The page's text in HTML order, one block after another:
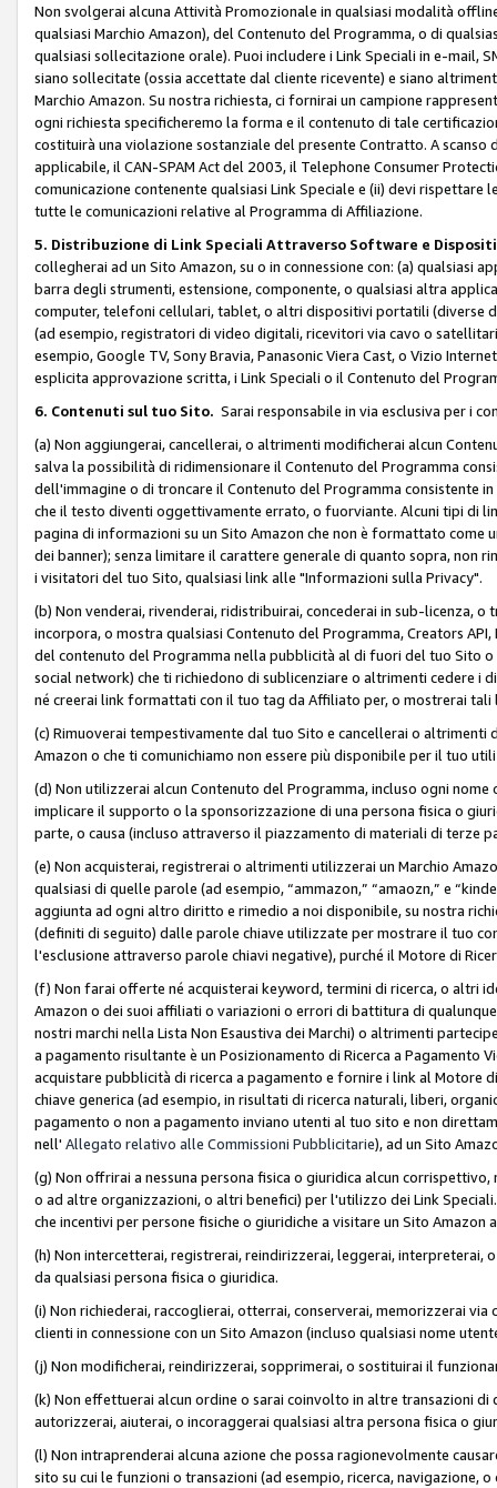
Non svolgerai alcuna Attività Promozionale in qualsiasi modalità
qualsiasi Marchio Amazon), del Contenuto del Programma, o di
qualsiasi sollecitazione orale). Puoi includere i Link Speciali in e-mail,
siano sollecitate (ossia accettate dal cliente ricevente) e siano
Marchio Amazon. Su nostra richiesta, ci fornirai un campione
ogni richiesta specificheremo la forma e il contenuto di tale
costituirà una violazione sostanziale del presente Contratto. A
applicabile, il CAN-SPAM Act del 2003, il Telephone Consumer
comunicazione contenente qualsiasi Link Speciale e (ii) devi
tutte le comunicazioni relative al Programma di Affiliazione.
5. Distribuzione di Link Speciali Attraverso Software e
collegherai ad un Sito Amazon, su o in connessione con: (a)
barra degli strumenti, estensione, componente, o qualsiasi altra
computer, telefoni cellulari, tablet, o altri dispositivi portatili (diverse
(ad esempio, registratori di video digitali, ricevitori via cavo o
esempio, Google TV, Sony Bravia, Panasonic Viera Cast, o Vizio
esplicita approvazione scritta, i Link Speciali o il Contenuto del
6. Contenuti sul tuo Sito. Sarai responsabile in via esclusiva per i
(a) Non aggiungerai, cancellerai, o altrimenti modificherai alcun
salva la possibilità di ridimensionare il Contenuto del Programma
dell'immagine o di troncare il Contenuto del Programma consistente
che il testo diventi oggettivamente errato, o fuorviante. Alcuni tipi di
pagina di informazioni su un Sito Amazon che non è formattato
dei banner); senza limitare il carattere generale di quanto sopra, non
i visitatori del tuo Sito, qualsiasi link alle "Informazioni sulla Privacy".
(b) Non venderai, rivenderai, ridistribuirai, concederai in sub-licenza,
incorpora, o mostra qualsiasi Contenuto del Programma, Creators
del contenuto del Programma nella pubblicità al di fuori del tuo Sito
social network) che ti richiedono di sublicenziare o altrimenti cedere i
né creerai link formattati con il tuo tag da Affiliato per, o mostrerai tali
(c) Rimuoverai tempestivamente dal tuo Sito e cancellerai o
Amazon o che ti comunichiamo non essere più disponibile per il tuo
(d) Non utilizzerai alcun Contenuto del Programma, incluso ogni
implicare il supporto o la sponsorizzazione di una persona fisica o
parte, o causa (incluso attraverso il piazzamento di materiali di terze
(e) Non acquisterai, registrerai o altrimenti utilizzerai un Marchio
qualsiasi di quelle parole (ad esempio, “ammazon,” “amaozn,” e
aggiunta ad ogni altro diritto e rimedio a noi disponibile, su nostra
(definiti di seguito) dalle parole chiave utilizzate per mostrare il tuo
l'esclusione attraverso parole chiavi negative), purché il Motore di
(f) Non farai offerte né acquisterai keyword, termini di ricerca, o altri
Amazon o dei suoi affiliati o variazioni o errori di battitura di
nostri marchi nella Lista Non Esaustiva dei Marchi) o altrimenti
a pagamento risultante è un Posizionamento di Ricerca a Pagamento
acquistare pubblicità di ricerca a pagamento e fornire i link al Motore
chiave generica (ad esempio, in risultati di ricerca naturali, liberi,
pagamento o non a pagamento inviano utenti al tuo sito e non
nell' Allegato relativo alle Commissioni Pubblicitarie), ad un Sito
(g) Non offrirai a nessuna persona fisica o giuridica alcun
o ad altre organizzazioni, o altri benefici) per l'utilizzo dei Link
che incentivi per persone fisiche o giuridiche a visitare un Sito
(h) Non intercetterai, registrerai, reindirizzerai, leggerai,
da qualsiasi persona fisica o giuridica.
(i) Non richiederai, raccoglierai, otterrai, conserverai, memorizzerai
clienti in connessione con un Sito Amazon (incluso qualsiasi nome
(j) Non modificherai, reindirizzerai, sopprimerai, o sostituirai il
(k) Non effettuerai alcun ordine o sarai coinvolto in altre transazioni
autorizzerai, aiuterai, o incoraggerai qualsiasi altra persona fisica o
(l) Non intraprenderai alcuna azione che possa ragionevolmente
sito su cui le funzioni o transazioni (ad esempio, ricerca, navigazione,